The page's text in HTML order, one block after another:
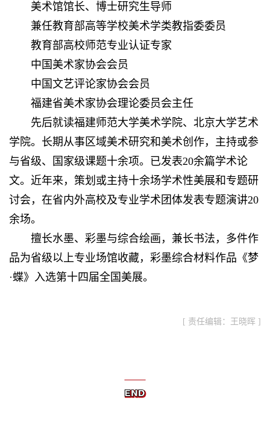
美术馆馆长、博士研究生导师
兼任教育部高等学校美术学类教指委委员
教育部高校师范专业认证专家
中国美术家协会会员
中国文艺评论家协会会员
福建省美术家协会理论委员会主任
先后就读福建师范大学美术学院、北京大学艺术
学院。长期从事区域美术研究和美术创作，主持或参
与省级、国家级课题十余项。已发表20余篇学术论
文。近年来，策划或主持十余场学术性美展和专题研
讨会，在省内外高校及专业学术团体发表专题演讲20
余场。
擅长水墨、彩墨与综合绘画，兼长书法，多件作
品为省级以上专业场馆收藏，彩墨综合材料作品《梦
·蝶》入选第十四届全国美展。
[ 责任编辑：王晓晖 ]